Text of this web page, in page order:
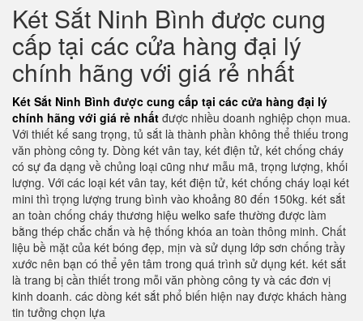
Két Sắt Ninh Bình được cung
cấp tại các cửa hàng đại lý
chính hãng với giá rẻ nhất
Két Sắt Ninh Bình được cung cấp tại các cửa hàng đại lý
chính hãng với giá rẻ nhất được nhiều doanh nghiệp chọn mua.
Với thiết kế sang trọng, tủ sắt là thành phần không thể thiếu trong
văn phòng công ty. Dòng két vân tay, két điện tử, két chống cháy
có sự đa dạng về chủng loại cũng như mẫu mã, trọng lượng, khối
lượng. Với các loại két vân tay, két điện tử, két chống cháy loại két
mini thì trọng lượng trung bình vào khoảng 80 đến 150kg. két sắt
an toàn chống cháy thương hiệu welko safe thường được làm
bằng thép chắc chắn và hệ thống khóa an toàn thông minh. Chất
liệu bề mặt của két bóng đẹp, mịn và sử dụng lớp sơn chống trầy
xước nên bạn có thể yên tâm trong quá trình sử dụng két. két sắt
là trang bị cần thiết trong mỗi văn phòng công ty và các đơn vị
kinh doanh. các dòng két sắt phổ biến hiện nay được khách hàng
tin tưởng chọn lựa